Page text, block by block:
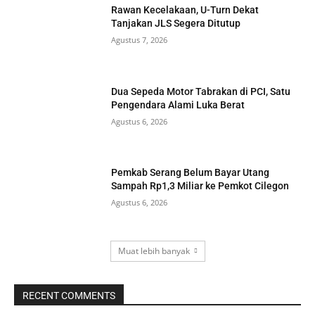
Rawan Kecelakaan, U-Turn Dekat
Tanjakan JLS Segera Ditutup
Agustus 7, 2026
Dua Sepeda Motor Tabrakan di PCI, Satu
Pengendara Alami Luka Berat
Agustus 6, 2026
Pemkab Serang Belum Bayar Utang
Sampah Rp1,3 Miliar ke Pemkot Cilegon
Agustus 6, 2026
Muat lebih banyak
RECENT COMMENTS